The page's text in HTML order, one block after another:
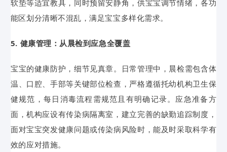
软垫等适宜教具，同时预留安静角，供宝宝调节情绪，各功
能区划分清晰不混乱，满足宝宝多样化需求。
5. 健康管理：从晨检到应急全覆盖
宝宝的健康防护，细节见真章。日常管理中，晨检需包含体
温、口腔、手部等关键部位检查，严格遵循托幼机构卫生保
健规范，每日消毒流程需规范且有明确记录。应急准备方
面，机构应设有传染病隔离室，建立完善的缺勤追踪制度，
面对宝宝突发健康问题或传染病风险时，能及时采取科学有
效的应对措施。